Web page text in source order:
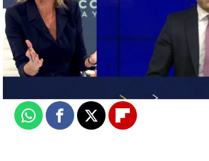
Laura Simón
Actualizado:
14 de febrero
14 de febrero de
WhatsappFacebook
X Flipboard